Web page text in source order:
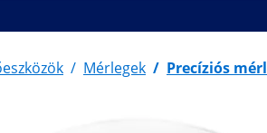
/ Mérlegek / Precíziós